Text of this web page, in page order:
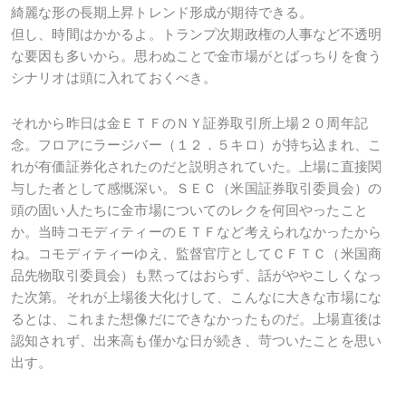
綺麗な形の長期上昇トレンド形成が期待できる。
但し、時間はかかるよ。トランプ次期政権の人事など不透明
な要因も多いから。思わぬことで金市場がとばっちりを食う
シナリオは頭に入れておくべき。
それから昨日は金ＥＴＦのＮＹ証券取引所上場２０周年記
念。フロアにラージバー（１２．５キロ）が持ち込まれ、こ
れが有価証券化されたのだと説明されていた。上場に直接関
与した者として感慨深い。ＳＥＣ（米国証券取引委員会）の
頭の固い人たちに金市場についてのレクを何回やったこと
か。当時コモディティーのＥＴＦなど考えられなかったから
ね。コモディティーゆえ、監督官庁としてＣＦＴＣ（米国商
品先物取引委員会）も黙ってはおらず、話がややこしくなっ
た次第。それが上場後大化けして、こんなに大きな市場にな
るとは、これまた想像だにできなかったものだ。上場直後は
認知されず、出来高も僅かな日が続き、苛ついたことを思い
出す。